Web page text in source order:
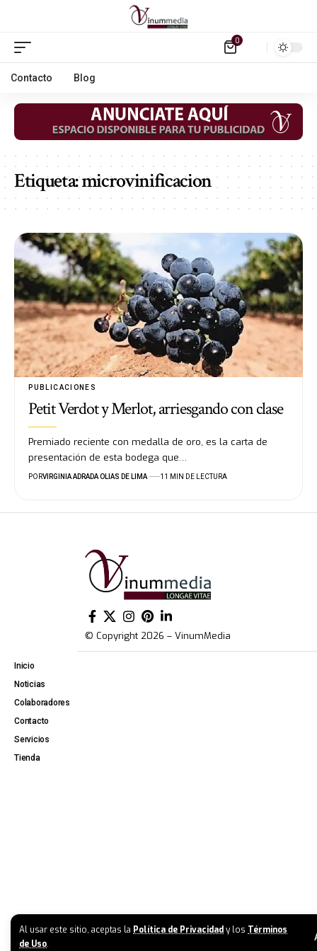
Al usar este sitio, aceptas la Política de Privacidad y los Términos
de Uso.
0
Contacto Blog
Etiqueta:microvinificacion
PUBLICACIONES
Petit Verdot y Merlot, arriesgando con clase
Premiado reciente con medalla de oro, es la carta de
presentación de esta bodega que…
PORVIRGINIA ADRADA OLIAS DE LIMA 11 MIN DE LECTURA
© Copyright 2026 – VinumMedia
Inicio
Noticias
Colaboradores
Contacto
Servicios
Tienda